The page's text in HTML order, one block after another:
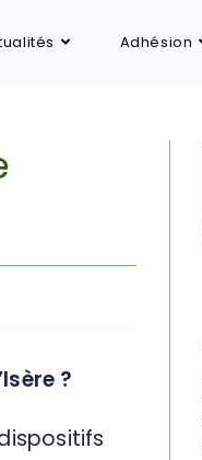
Adhésion
?